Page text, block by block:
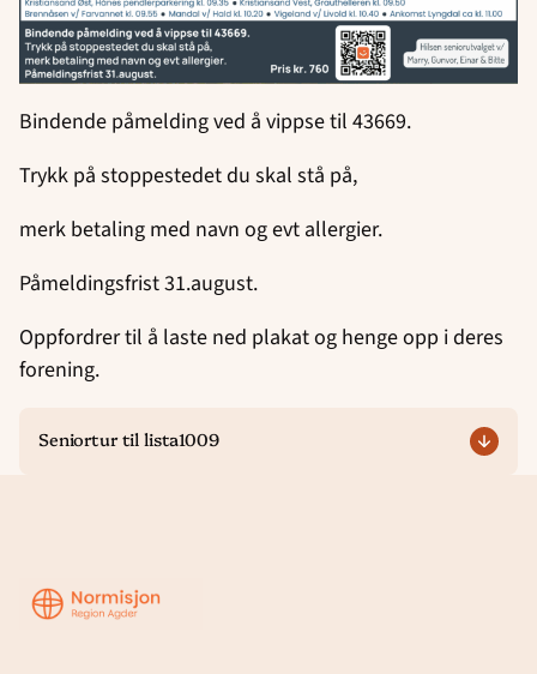
Bindende påmelding ved å vippse til 43669.
Trykk på stoppestedet du skal stå på,
merk betaling med navn og evt allergier.
Påmeldingsfrist 31.august.
Oppfordrer til å laste ned plakat og henge opp i deres
forening.
Seniortur til lista1009
Region
Agder